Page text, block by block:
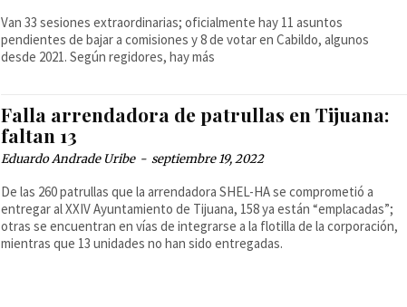
Van 33 sesiones extraordinarias; oficialmente hay 11 asuntos
pendientes de bajar a comisiones y 8 de votar en Cabildo, algunos
desde 2021. Según regidores, hay más
Falla arrendadora de patrullas en Tijuana:
faltan 13
Eduardo Andrade Uribe - septiembre 19, 2022
De las 260 patrullas que la arrendadora SHEL-HA se comprometió a
entregar al XXIV Ayuntamiento de Tijuana, 158 ya están “emplacadas”;
otras se encuentran en vías de integrarse a la flotilla de la corporación,
mientras que 13 unidades no han sido entregadas.